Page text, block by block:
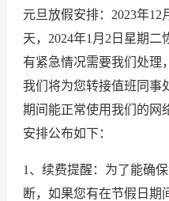
元旦放假安排：2023年12
天，2024年1月2日星期
有紧急情况需要我们处理
我们将为您转接值班同事
期间能正常使用我们的网
安排公布如下：
1、续费提醒：为了能确
断，如果您有在节假日期